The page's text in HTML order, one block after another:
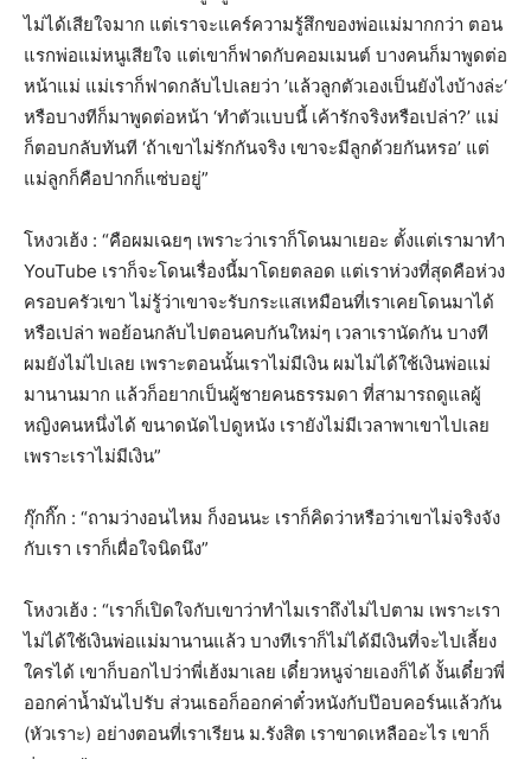
ไม่ได้เสียใจมาก แต่เราจะแคร์ความรู้สึกของพ่อแม่มากกว่า ตอน
แรกพ่อแม่หนูเสียใจ แต่เขาก็ฟาดกับคอมเมนต์ บางคนก็มาพูดต่อ
หน้าแม่ แม่เราก็ฟาดกลับไปเลยว่า ’แล้วลูกตัวเองเป็นยังไงบ้างล่ะ‘
หรือบางทีก็มาพูดต่อหน้า ‘ทำตัวแบบนี้ เค้ารักจริงหรือเปล่า?’ แม่
ก็ตอบกลับทันที ‘ถ้าเขาไม่รักกันจริง เขาจะมีลูกด้วยกันหรอ’ แต่
แม่ลูกก็คือปากก็แซ่บอยู่”
โหงวเฮ้ง : “คือผมเฉยๆ เพราะว่าเราก็โดนมาเยอะ ตั้งแต่เรามาทำ
YouTube เราก็จะโดนเรื่องนี้มาโดยตลอด แต่เราห่วงที่สุดคือห่วง
ครอบครัวเขา ไม่รู้ว่าเขาจะรับกระแสเหมือนที่เราเคยโดนมาได้
หรือเปล่า พอย้อนกลับไปตอนคบกันใหม่ๆ เวลาเรานัดกัน บางที
ผมยังไม่ไปเลย เพราะตอนนั้นเราไม่มีเงิน ผมไม่ได้ใช้เงินพ่อแม่
มานานมาก แล้วก็อยากเป็นผู้ชายคนธรรมดา ที่สามารถดูแลผู้
หญิงคนหนึ่งได้ ขนาดนัดไปดูหนัง เรายังไม่มีเวลาพาเขาไปเลย
เพราะเราไม่มีเงิน”
กุ๊กกิ๊ก : “ถามว่างอนไหม ก็งอนนะ เราก็คิดว่าหรือว่าเขาไม่จริงจัง
กับเรา เราก็เผื่อใจนิดนึง”
โหงวเฮ้ง : “เราก็เปิดใจกับเขาว่าทำไมเราถึงไม่ไปตาม เพราะเรา
ไม่ได้ใช้เงินพ่อแม่มานานแล้ว บางทีเราก็ไม่ได้มีเงินที่จะไปเลี้ยง
ใครได้ เขาก็บอกไปว่าพี่เฮ้งมาเลย เดี๋ยวหนูจ่ายเองก็ได้ งั้นเดี๋ยวพี่
ออกค่าน้ำมันไปรับ ส่วนเธอก็ออกค่าตั๋วหนังกับป๊อบคอร์นแล้วกัน
(หัวเราะ) อย่างตอนที่เราเรียน ม.รังสิต เราขาดเหลืออะไร เขาก็